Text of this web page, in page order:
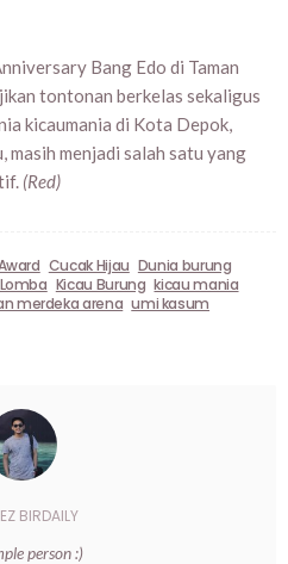
Bang Edo di Taman
tontonan berkelas sekaligus
kicaumania di Kota Depok,
masih menjadi salah satu yang
(Red)
Cucak Hijau Dunia burung
Kicau Burung kicau mania
merdeka arena umi kasum
BIRDAILY
person :)